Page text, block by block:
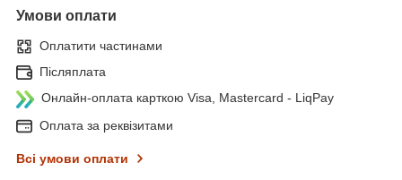
Умови оплати
Оплатити частинами
Післяплата
Онлайн-оплата карткою Visa, Mastercard - LiqPay
Оплата за реквізитами
Всі умови оплати